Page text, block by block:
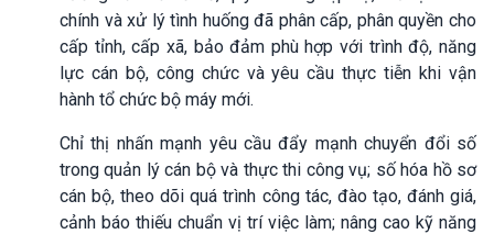
chính và xử lý tình huống đã phân cấp, phân quyền cho
cấp tỉnh, cấp xã, bảo đảm phù hợp với trình độ, năng
lực cán bộ, công chức và yêu cầu thực tiễn khi vận
hành tổ chức bộ máy mới.
Chỉ thị nhấn mạnh yêu cầu đẩy mạnh chuyển đổi số
trong quản lý cán bộ và thực thi công vụ; số hóa hồ sơ
cán bộ, theo dõi quá trình công tác, đào tạo, đánh giá,
cảnh báo thiếu chuẩn vị trí việc làm; nâng cao kỹ năng